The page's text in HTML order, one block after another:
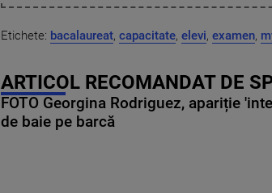
Etichete: bacalaureat, capacitate, elevi, examen,
ARTICOL RECOMANDAT DE
FOTO Georgina Rodriguez, apariție
de baie pe barcă